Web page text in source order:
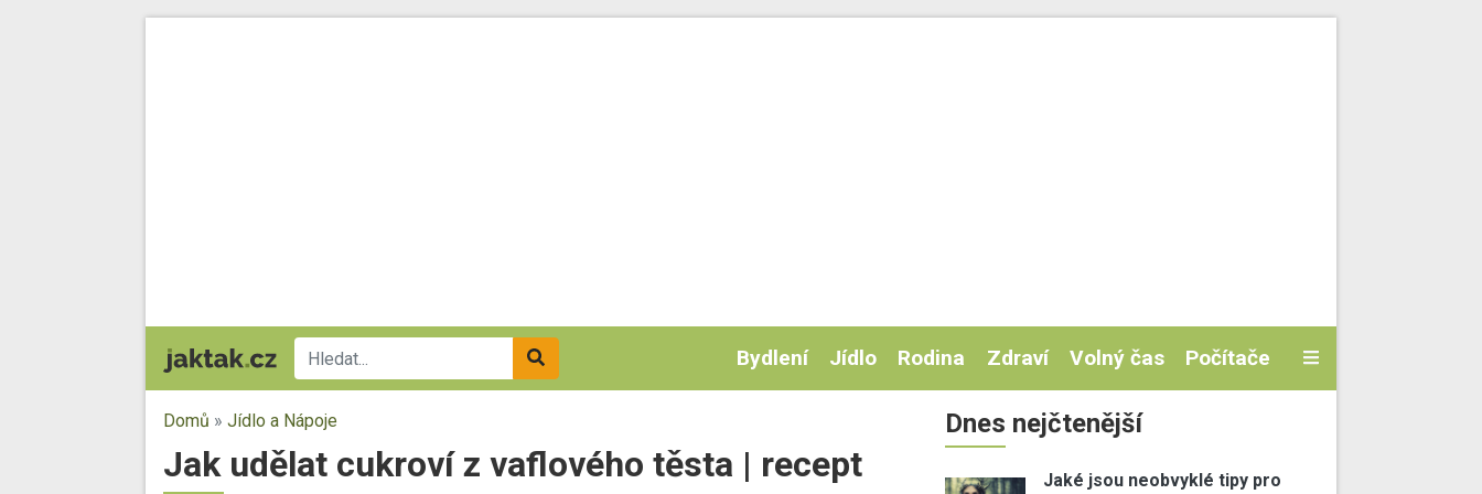
Bydlení Jídlo Rodina Zdraví Volný čas Počítače
Domů » Jídlo a Nápoje
Jak udělat cukroví z vaflového těsta | recept
Dnes nejčtenější
Jaké jsou neobvyklé tipy pro